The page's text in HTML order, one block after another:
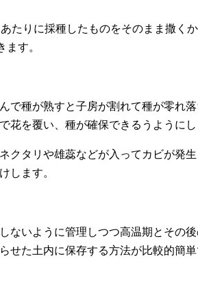
たりに採種したものをそのまま撒く
ます。
で種が熟すと子房が割れて種が零れ
花を覆い、種が確保できるうように
クタリや雄蕊などが入ってカビが発
します。
ないように管理しつつ高温期とその
せた土内に保存する方法が比較的簡